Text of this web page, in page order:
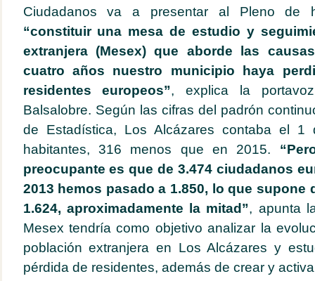
Ciudadanos va a presentar al Pleno de
“constituir una mesa de estudio y
extranjera (Mesex) que aborde las
cuatro años nuestro municipio haya
residentes europeos”, explica la
Balsalobre. Según las cifras del padrón
de Estadística, Los Alcázares contaba el 1
habitantes, 316 menos que en 2015.
preocupante es que de 3.474 ciudadanos
2013 hemos pasado a 1.850, lo que supone
1.624, aproximadamente la mitad”, apunta
Mesex tendría como objetivo analizar la
población extranjera en Los Alcázares y
pérdida de residentes, además de crear y